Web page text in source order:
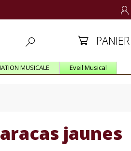

  PANIER
MUSICALE Eveil Musical
jaunes